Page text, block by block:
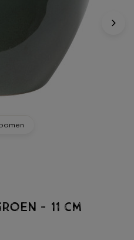
- 11 cm